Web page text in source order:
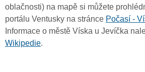
oblačnosti) na mapě si můžete
portálu Ventusky na stránce Počasí -
Informace o městě Víska u Jevíčka
Wikipedie.